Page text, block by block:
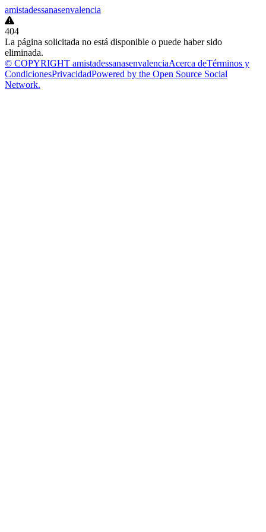
amistadessanasenvalencia
404
La página solicitada no está disponible o puede haber sido
eliminada.
© COPYRIGHT amistadessanasenvalenciaAcerca deTérminos y
CondicionesPrivacidadPowered by the Open Source Social
Network.